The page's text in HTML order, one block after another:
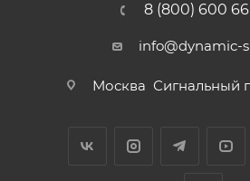
8 (800) 600
info@dynamic-
Москва Сигнальный